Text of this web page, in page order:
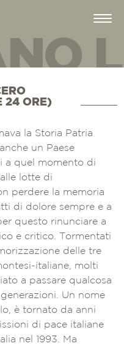
24 ORE)
la Storia Patria
un Paese
a quel momento di
lotte di
perdere la memoria
di dolore sempre e a
questo rinunciare a
e critico. Tormentati
delle tre
italiane, molti
a passare qualcosa
Un nome
è tornato da anni
di pace italiane
nel 1993. Ma